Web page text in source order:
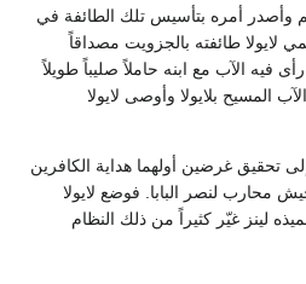
وأصدر أمره بتأسيس تلك الطائفة في
لايولا طائفته بالجزويت مصداقاً
فيه الآب مع ابنه حاملاً صليباً طويلاً
المسيح بلايولا وأوصى لايولا
تحقيق غرضين أولهما هداية الكافرين
محارب لنصر البابا. فوضع لايولا
لينز غيّر كثيراً من ذلك النظام